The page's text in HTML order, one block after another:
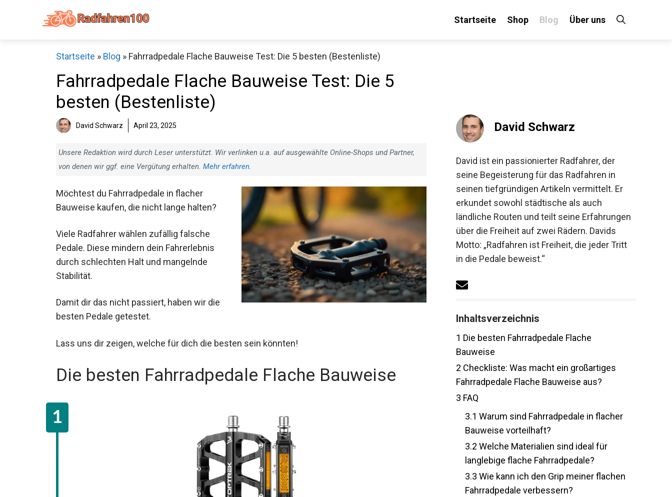
Startseite Shop Blog Über uns
Startseite » Blog » Fahrradpedale Flache Bauweise Test: Die 5 besten (Bestenliste)
Fahrradpedale Flache Bauweise Test: Die 5
besten (Bestenliste)
David Schwarz April 23, 2025
Unsere Redaktion wird durch Leser unterstützt. Wir verlinken u.a. auf ausgewählte Online-Shops und Partner,
von denen wir ggf. eine Vergütung erhalten. Mehr erfahren.
Möchtest du Fahrradpedale in flacher
Bauweise kaufen, die nicht lange halten?
Viele Radfahrer wählen zufällig falsche
Pedale. Diese mindern dein Fahrerlebnis
durch schlechten Halt und mangelnde
Stabilität.
Damit dir das nicht passiert, haben wir die
besten Pedale getestet.
Lass uns dir zeigen, welche für dich die besten sein könnten!
Die besten Fahrradpedale Flache Bauweise
David Schwarz
David ist ein passionierter Radfahrer, der
seine Begeisterung für das Radfahren in
seinen tiefgründigen Artikeln vermittelt. Er
erkundet sowohl städtische als auch
ländliche Routen und teilt seine
Erfahrungen über die Freiheit auf zwei
Rädern. Davids Motto: „Radfahren ist
Freiheit, die jeder Tritt in die Pedale
Inhaltsverzeichnis
Die besten Fahrradpedale Flache
Bauweise
Checkliste: Was macht ein großartiges
Fahrradpedale Flache Bauweise aus?
FAQ
3.1Warum sind Fahrradpedale in flacher
Bauweise vorteilhaft?
3.2Welche Materialien sind ideal für
langlebige flache Fahrradpedale?
3.3Wie kann ich den Grip meiner
Decathlon Sale
Schaue dir jetzt die meistverkauften Produkte im Sale bei Decathlon an!
Jetzt anschauen